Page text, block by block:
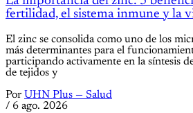
fertilidad, el sistema inmune y la
El zinc se consolida como uno de los
más determinantes para el
participando activamente en la síntesis
de tejidos y
Por UHN Plus — Salud
/ 6 ago. 2026